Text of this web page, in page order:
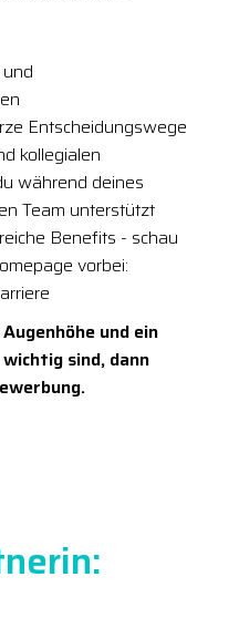
Entscheidungswege
kollegialen
während deines
Team unterstützt
Benefits - schau
vorbei:
und ein
sind, dann